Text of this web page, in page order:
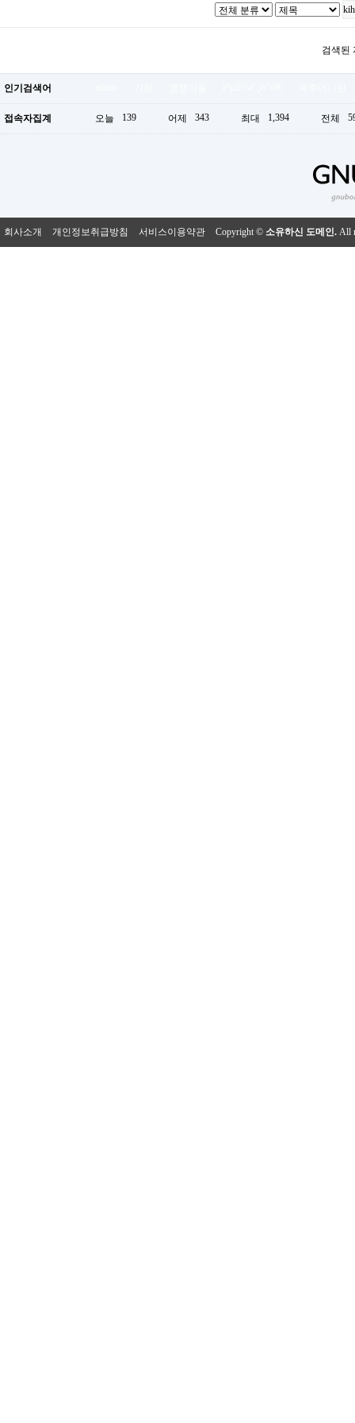
검색된
인기검색어
접속자집계 오늘 139 어제 343 최대 1,394 전체
회사소개 개인정보취급방침 서비스이용약관 Copyright © 소유하신 도메인. All